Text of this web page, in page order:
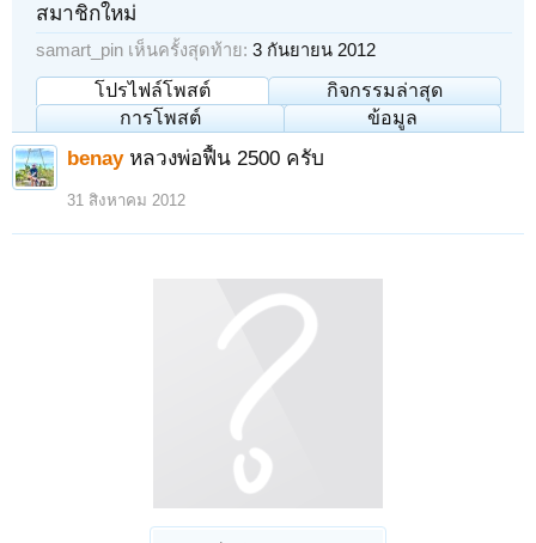
สมาชิกใหม่
samart_pin เห็นครั้งสุดท้าย: 3 กันยายน 2012
โปรไฟล์โพสต์
กิจกรรมล่าสุด
การโพสต์
ข้อมูล
benay หลวงพ่อฟื้น 2500 ครับ
31 สิงหาคม 2012